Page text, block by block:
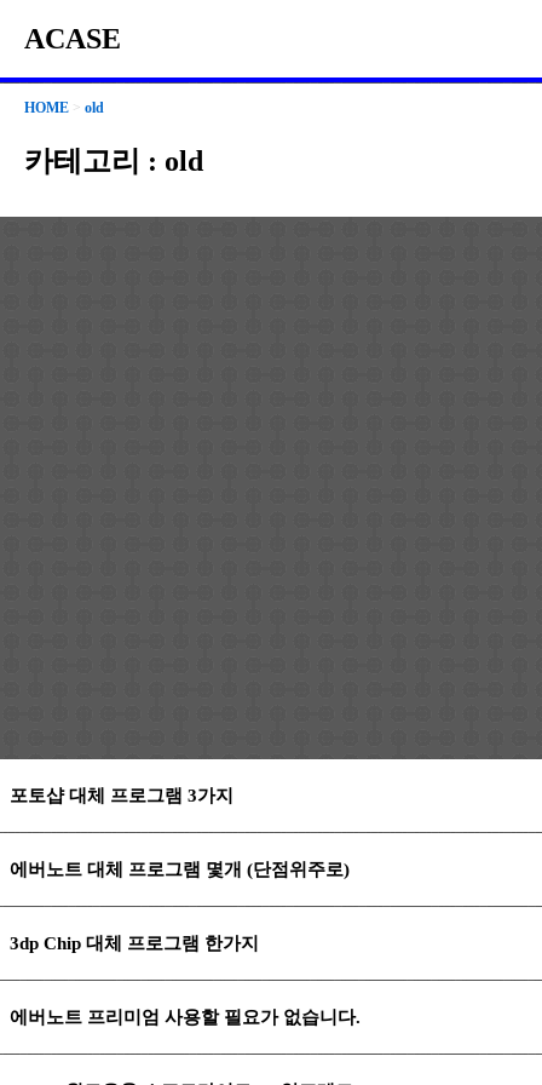
ACASE
HOME > old
카테고리 : old
포토샵 대체 프로그램 3가지
에버노트 대체 프로그램 몇개 (단점위주로)
3dp Chip 대체 프로그램 한가지
에버노트 프리미엄 사용할 필요가 없습니다.